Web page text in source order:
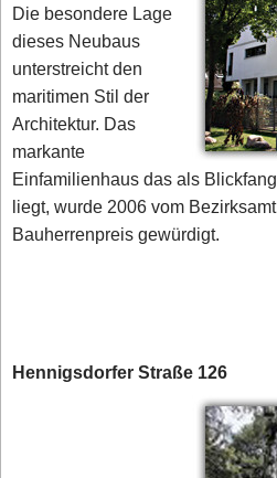
Die besondere Lage
dieses Neubaus
unterstreicht den
maritimen Stil der
Architektur. Das
markante
Einfamilienhaus das als
liegt, wurde 2006 vom
Bauherrenpreis gewürdigt.
Hennigsdorfer Straße 126